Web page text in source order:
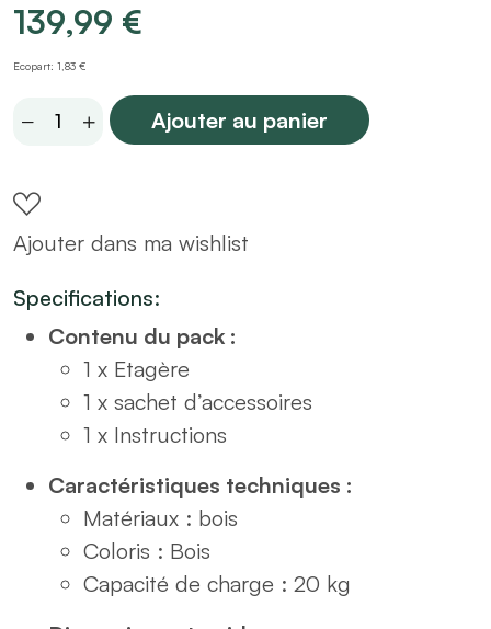
139,99 €
Ecopart: 1,83 €
Etagère
bibliothèque
bois
H160
Ajouter au panier
Ajouter dans ma wishlist
Specifications:
Contenu du pack :
1 x Etagère
1 x sachet d’accessoires
1 x Instructions
Caractéristiques techniques :
Matériaux : bois
Coloris : Bois
Capacité de charge : 20 kg